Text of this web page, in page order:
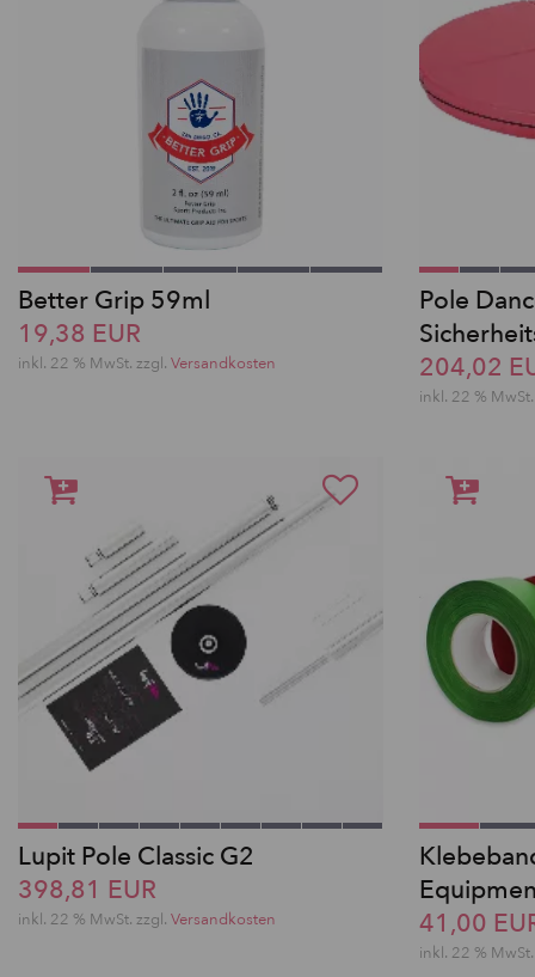
Better Grip 59ml
19,38 EUR
inkl. 22 % MwSt. zzgl. Versandkosten
Pole
204,02
inkl. 22 % MwSt.
Lupit Pole Classic G2
398,81 EUR
inkl. 22 % MwSt. zzgl. Versandkosten
41,00
inkl. 22 % MwSt.